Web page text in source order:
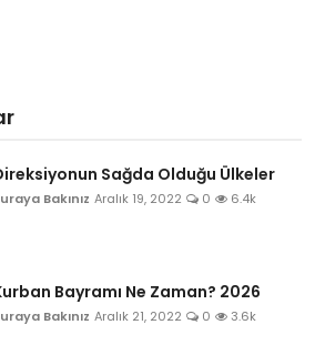
Sağda Olduğu Ülkeler
Bakınız Aralık 19, 2022 0 6.4k
Bayramı Ne Zaman? 2026
Bakınız Aralık 21, 2022 0 3.6k